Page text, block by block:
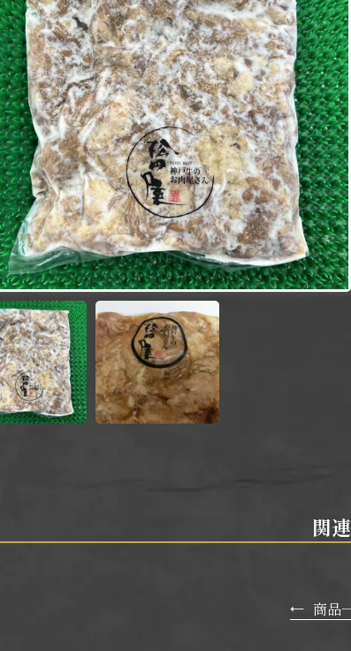
関
← 商品